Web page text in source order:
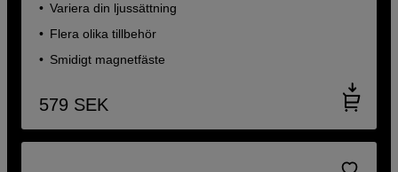
Variera din ljussättning
Flera olika tillbehör
Smidigt magnetfäste
579 SEK